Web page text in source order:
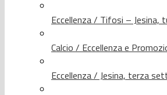
Eccellenza / Tifosi – Jesina,
Calcio / Eccellenza e
Eccellenza / Jesina, terza